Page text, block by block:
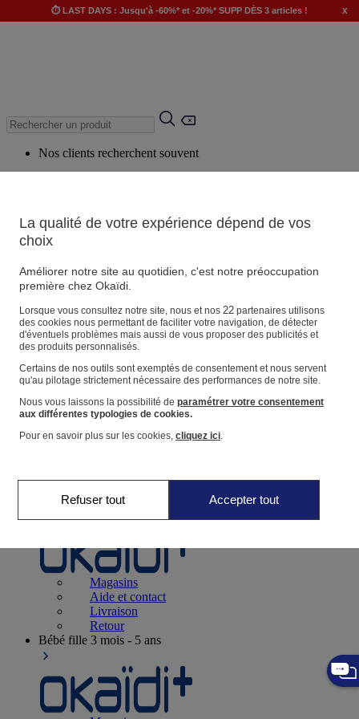
⏱️ LAST DAYS : Jusqu'à -60%* et -20%* SUPP DÈS 3 articles ! x
Nos clients recherchent souvent
Produits suggérés
Voir tous les produits
Magasin
Vos informations personnelles
Suivre une commande
Panier
Favoris
Naissance0-12 mois
Magasins
Aide et contact
Livraison
Retour
Bébé fille 3 mois - 5 ans
La qualité de votre expérience dépend de vos
choix
Améliorer notre site au quotidien, c'est notre préoccupation
première chez Okaïdi.
Lorsque vous consultez notre site, nous et nos 22partenaires utilisons
des cookies nous permettant de faciliter votre navigation, de détecter
d'éventuels problèmes mais aussi de vous proposer des publicités et
des produits personnalisés.
Certains de nos outils sont exemptés de consentement et nous servent
qu'au pilotage strictement nécessaire des performances de notre site.
Nous vous laissons la possibilité de paramétrer votre consentement
aux différentes typologies de cookies.
Pour en savoir plus sur les cookies, cliquez ici.
Refuser tout Accepter tout